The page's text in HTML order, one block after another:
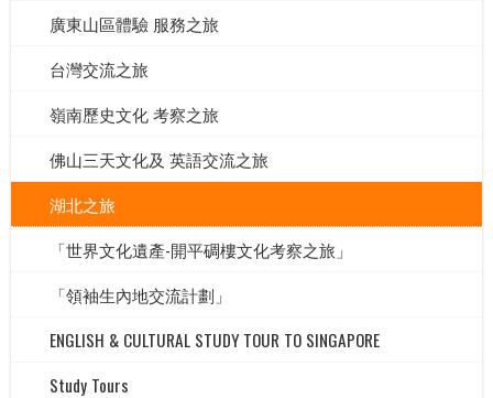
廣東山區體驗 服務之旅
台灣交流之旅
嶺南歷史文化 考察之旅
佛山三天文化及 英語交流之旅
湖北之旅
「世界文化遺產-開平碉樓文化考察之旅」
「領袖生內地交流計劃」
ENGLISH & CULTURAL STUDY TOUR TO SINGAPORE
Study Tours